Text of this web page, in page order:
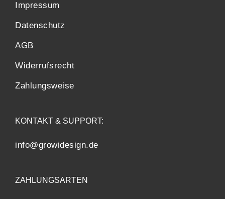
Impressum
Datenschutz
AGB
Widerrufsrecht
Zahlungsweise
KONTAKT & SUPPORT:
info@growidesign.de
ZAHLUNGSARTEN